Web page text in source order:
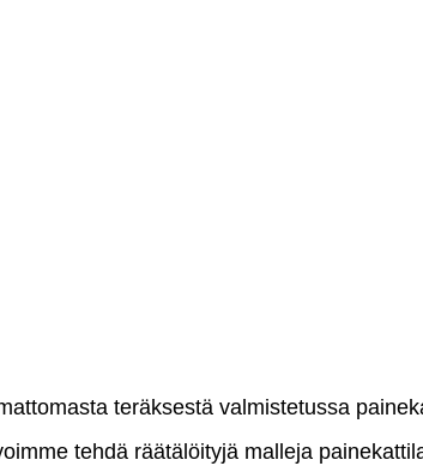
teräksestä valmistetussa
tehdä räätälöityjä malleja